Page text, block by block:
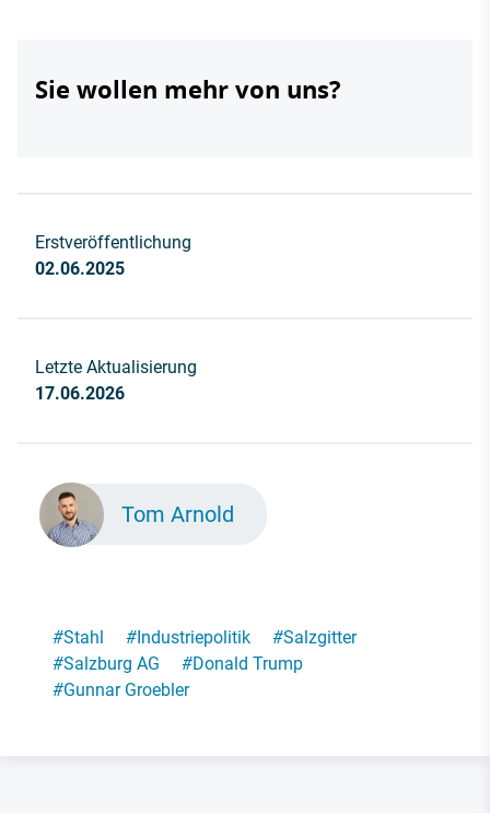
Sie wollen mehr von uns?
Erstveröffentlichung
02.06.2025
Letzte Aktualisierung
17.06.2026
Tom Arnold
#Stahl #Industriepolitik #Salzgitter
#Salzburg AG #Donald Trump
#Gunnar Groebler